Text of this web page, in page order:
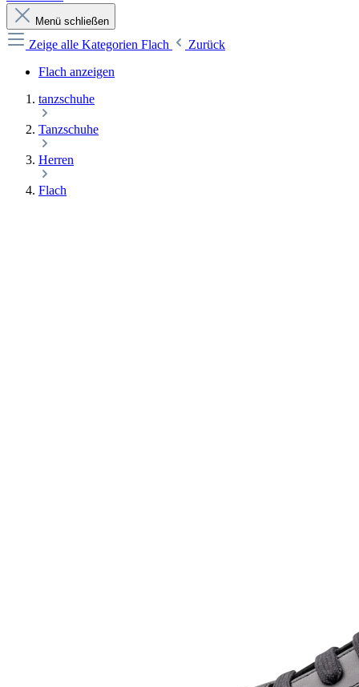
Menü schließen
Zeige alle Kategorien Flach
Zurück
Flach anzeigen
tanzschuhe
Tanzschuhe
Herren
Flach